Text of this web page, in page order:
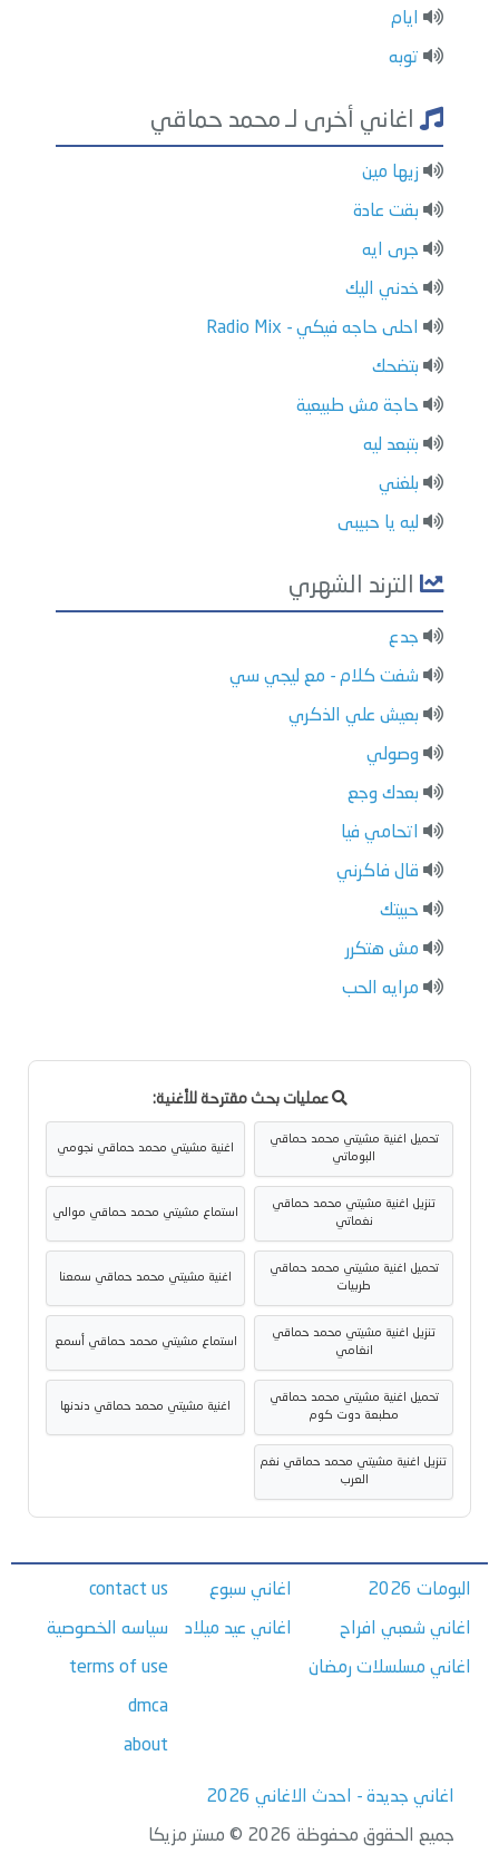
ايام
توبه
اغاني أخرى لـ محمد حماقي
زيها مين
بقت عادة
جرى ايه
خدني اليك
احلى حاجه فيكي - Radio Mix
بتضحك
حاجة مش طبيعية
بتبعد ليه
بلغني
ليه يا حبيبى
الترند الشهري
جدع
شفت كلام - مع ليجي سي
بعيش علي الذكري
وصولي
بعدك وجع
اتحامي فيا
قال فاكرني
حبيتك
مش هتكرر
مرايه الحب
عمليات بحث مقترحة للأغنية:
تحميل اغنية مشيتي محمد حماقي
البوماتي
اغنية مشيتي محمد حماقي نجومي
تنزيل اغنية مشيتي محمد حماقي
نغماتي
استماع مشيتي محمد حماقي موالي
تحميل اغنية مشيتي محمد حماقي
طربيات
اغنية مشيتي محمد حماقي سمعنا
تنزيل اغنية مشيتي محمد حماقي
انغامي
استماع مشيتي محمد حماقي أسمع
تحميل اغنية مشيتي محمد حماقي
مطبعة دوت كوم
اغنية مشيتي محمد حماقي دندنها
تنزيل اغنية مشيتي محمد حماقي نغم
العرب
البومات 2026
اغاني شعبي افراح
اغاني مسلسلات رمضان
اغاني سبوع
اغاني عيد ميلاد
contact us
سياسه الخصوصية
terms of use
dmca
about
اغاني جديدة - احدث الاغاني 2026
جميع الحقوق محفوظة 2026 © مستر مزيكا